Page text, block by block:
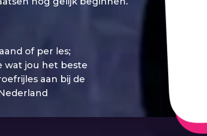
of per les;
wat jou het beste
aan bij de